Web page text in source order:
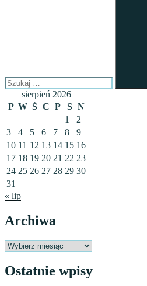
sierpień 2026
P W Ś C P S N
1
2
3
4 5 6 7 8
9
10 11 12 13 14 15 16
17 18 19 20 21 22 23
24 25 26 27 28 29 30
31
« lip
Archiwa
Archiwa
Ostatnie wpisy